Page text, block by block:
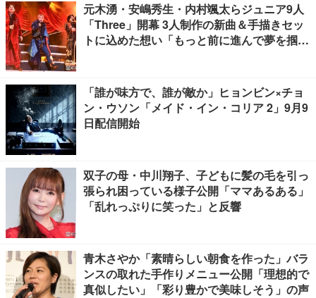
元木湧・安嶋秀生・内村颯太らジュニア9人
「Three」開幕 3人制作の新曲＆手描きセッ
トに込めた想い「もっと前に進んで夢を掴み
「誰が味方で、誰が敵か」ヒョンビン×チョ
ン・ウソン「メイド・イン・コリア 2」9月9
日配信開始
双子の母・中川翔子、子どもに髪の毛を引っ
張られ困っている様子公開「ママあるある」
「乱れっぷりに笑った」と反響
青木さやか「素晴らしい朝食を作った」バラ
ンスの取れた手作りメニュー公開「理想的で
真似したい」「彩り豊かで美味しそう」の声